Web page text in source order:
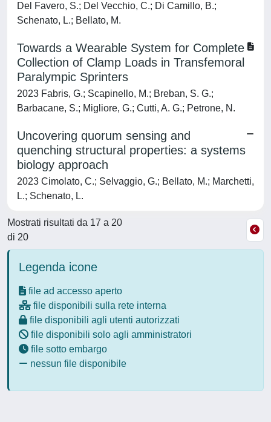
Del Favero, S.; Del Vecchio, C.; Di Camillo, B.;
Schenato, L.; Bellato, M.
Towards a Wearable System for Complete
Collection of Clamp Loads in Transfemoral
Paralympic Sprinters
2023 Fabris, G.; Scapinello, M.; Breban, S. G.;
Barbacane, S.; Migliore, G.; Cutti, A. G.; Petrone, N.
Uncovering quorum sensing and
quenching structural properties: a systems
biology approach
2023 Cimolato, C.; Selvaggio, G.; Bellato, M.; Marchetti,
L.; Schenato, L.
Mostrati risultati da 17 a 20
di 20
Legenda icone
file ad accesso aperto
file disponibili sulla rete interna
file disponibili agli utenti autorizzati
file disponibili solo agli amministratori
file sotto embargo
nessun file disponibile